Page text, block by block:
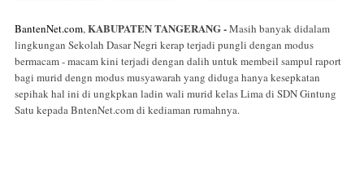
BantenNet.com,KABUPATEN TANGERANG -Masih banyak didalam
lingkungan Sekolah Dasar Negri kerap terjadi pungli dengan modus
bermacam - macam kini terjadi dengan dalih untuk membeil sampul raport
bagi murid dengn modus musyawarah yang diduga hanya kesepkatan
sepihak hal ini di ungkpkan ladin wali murid kelas Lima di SDN Gintung
Satu kepada BntenNet.com di kediaman rumahnya.